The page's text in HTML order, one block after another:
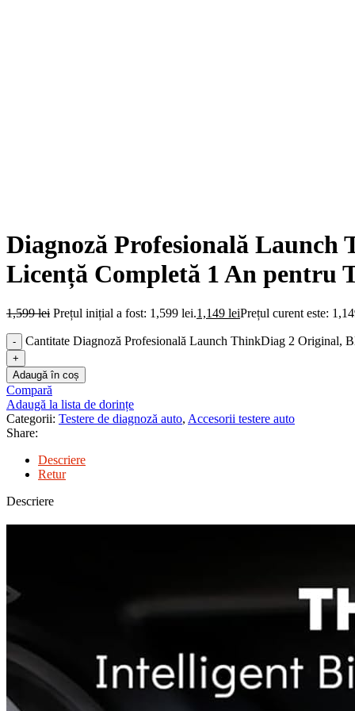
Diagnoză Profesională
Licență Completă 1 An pentru
1,599lei Prețul inițial a fost: 1,599 lei.1,149 leiPrețul curent este:
Cantitate Diagnoză Profesională Launch ThinkDiag 2 Original,
Adaugă în coș
Compară
Adaugă la lista de dorințe
Categorii: Testere de diagnoză auto, Accesorii testere auto
Share:
Descriere
Retur
Descriere